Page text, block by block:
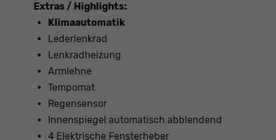
Extras / Highlights:
Klimaautomatik
Lederlenkrad
Lenkradheizung
Armlehne
Tempomat
Regensensor
Innenspiegel automatisch abblendend
4 Elektrische Fensterheber